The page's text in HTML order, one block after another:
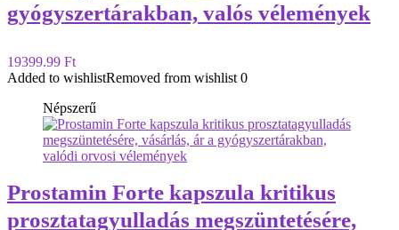
gyógyszertárakban, valós vélemények
19399.99 Ft
Added to wishlistRemoved from wishlist 0
Népszerű
Prostamin Forte kapszula kritikus
prosztatagyulladás megszüntetésére,